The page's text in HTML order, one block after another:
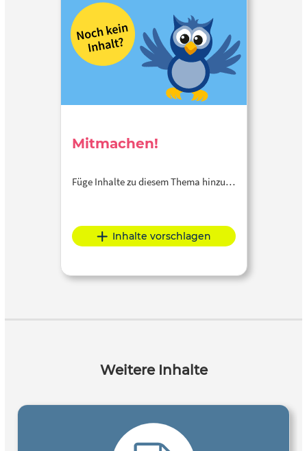
Mitmachen!
Füge Inhalte zu diesem Thema hinzu…
Inhalte vorschlagen
Weitere Inhalte